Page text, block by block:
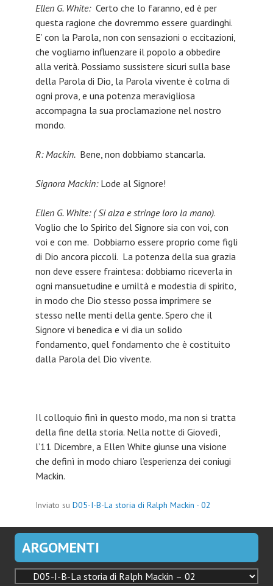
Ellen G. White: Certo che lo faranno, ed è per
questa ragione che dovremmo essere guardinghi.
E’ con la Parola, non con sensazioni o eccitazioni,
che vogliamo influenzare il popolo a obbedire
alla verità. Possiamo sussistere sicuri sulla base
della Parola di Dio, la Parola vivente è colma di
ogni prova, e una potenza meravigliosa
accompagna la sua proclamazione nel nostro
mondo.
R: Mackin. Bene, non dobbiamo stancarla.
Signora Mackin: Lode al Signore!
Ellen G. White: ( Si alza e stringe loro la mano).
Voglio che lo Spirito del Signore sia con voi, con
voi e con me. Dobbiamo essere proprio come figli
di Dio ancora piccoli. La potenza della sua grazia
non deve essere fraintesa: dobbiamo riceverla in
ogni mansuetudine e umiltà e modestia di spirito,
in modo che Dio stesso possa imprimere se
stesso nelle menti della gente. Spero che il
Signore vi benedica e vi dia un solido
fondamento, quel fondamento che è costituito
dalla Parola del Dio vivente.
Il colloquio finì in questo modo, ma non si tratta
della fine della storia. Nella notte di Giovedì,
l’11 Dicembre, a Ellen White giunse una visione
che definì in modo chiaro l’esperienza dei coniugi
Mackin.
Inviato su D05-I-B-La storia di Ralph Mackin - 02
ARGOMENTI
ARGOMENTI